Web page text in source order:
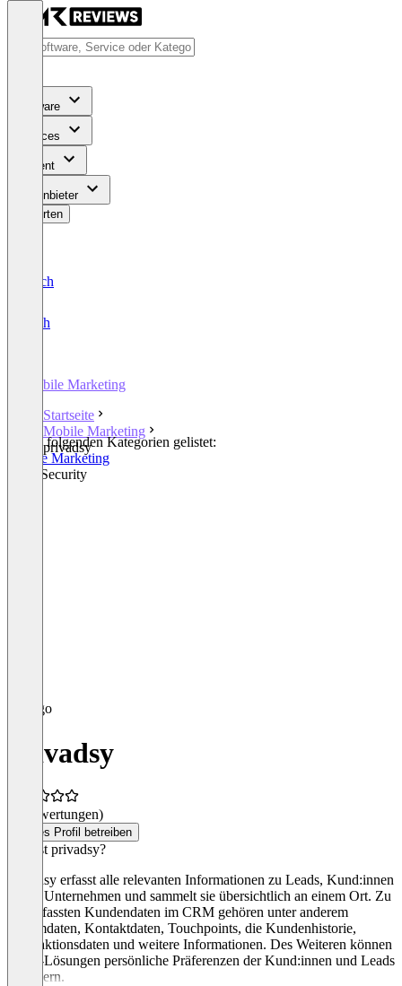
Software
Services
Content
Für Anbieter
Bewerten
Deutsch
English
Mobile Marketing
Startseite
Mobile Marketing
privadsy
In den folgenden Kategorien gelistet:
Mobile Marketing
DNS Security
privadsy
(0 Bewertungen)
Dieses Profil betreiben
Was ist privadsy?
Privadsy erfasst alle relevanten Informationen zu Leads, Kund:innen
sowie Unternehmen und sammelt sie übersichtlich an einem Ort. Zu
den erfassten Kundendaten im CRM gehören unter anderem
Stammdaten, Kontaktdaten, Touchpoints, die Kundenhistorie,
Transaktionsdaten und weitere Informationen. Des Weiteren können
CRM-Lösungen persönliche Präferenzen der Kund:innen und Leads
speichern.